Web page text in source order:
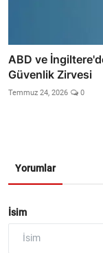
ABD ve
Güvenlik Zirvesi
Temmuz 24, 2026 0
Yorumlar
İsim